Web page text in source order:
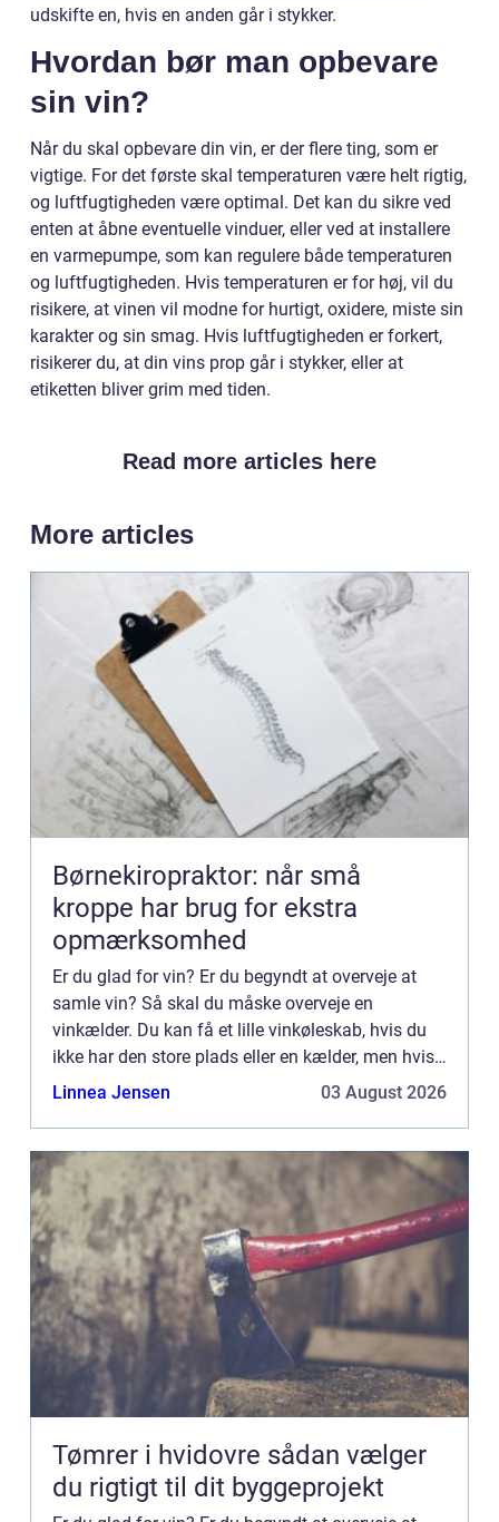
udskifte en, hvis en anden går i stykker.
Hvordan bør man opbevare
sin vin?
Når du skal opbevare din vin, er der flere ting, som er
vigtige. For det første skal temperaturen være helt rigtig,
og luftfugtigheden være optimal. Det kan du sikre ved
enten at åbne eventuelle vinduer, eller ved at installere
en varmepumpe, som kan regulere både temperaturen
og luftfugtigheden. Hvis temperaturen er for høj, vil du
risikere, at vinen vil modne for hurtigt, oxidere, miste sin
karakter og sin smag. Hvis luftfugtigheden er forkert,
risikerer du, at din vins prop går i stykker, eller at
etiketten bliver grim med tiden.
Read more articles here
More articles
Børnekiropraktor: når små
kroppe har brug for ekstra
opmærksomhed
Er du glad for vin? Er du begyndt at overveje at
samle vin? Så skal du måske overveje en
vinkælder. Du kan få et lille vinkøleskab, hvis du
ikke har den store plads eller en kælder, men hvis
du er så heldig ...
Linnea Jensen 03 August 2026
Tømrer i hvidovre sådan vælger
du rigtigt til dit byggeprojekt